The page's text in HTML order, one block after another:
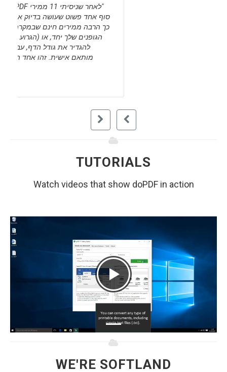
הינו ממיר PDF חינמי המגיע להציל אותך. אם אתה
מוצא את עצמך זקוק לייצור מסמכי PDF מתוך שפע
של יישומים ונמאס לך לעשות את זה אחרת כל פעם
מחדש, עם מצב הפעולה הפשוט והמוכר שלה, אין לך
מה להפסיד בכך שתנסה אותו.
DOWNLOAD.COM STAFF
TUTORIALS
Watch videos that show doPDF in action
WE'RE SOFTLAND
Learn more about the company that makes doPDF